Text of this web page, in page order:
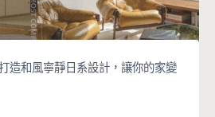
造和風寧靜日系設計，讓你的家變